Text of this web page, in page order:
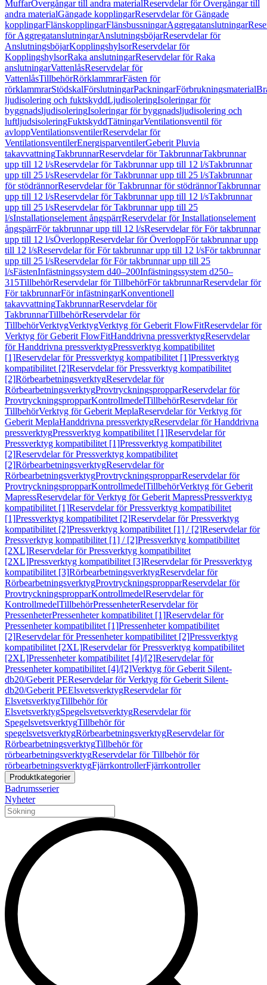
MuffarÖvergångar till andra materialReservdelar för Övergångar till
andra materialGängade kopplingarReservdelar för Gängade
kopplingarFlänskopplingarFlänsbussningarAggregatanslutningar
för AggregatanslutningarAnslutningsböjarReservdelar för
AnslutningsböjarKopplingshylsorReservdelar för
KopplingshylsorRaka anslutningarReservdelar för Raka
anslutningarVattenlåsReservdelar för
VattenlåsTillbehörRörklammrarFästen för
rörklammrarStödskalFörslutningarPackningarFörbrukningsmaterial
ljudisolering och fuktskyddLjudisoleringIsoleringar för
byggnadsljudisoleringIsoleringar för byggnadsljudisolering och
luftljudsisoleringFuktskyddTätningarVentilationsventil för
avloppVentilationsventilerReservdelar för
VentilationsventilerEnergisparventilerGeberit Pluvia
takavvattningTakbrunnarReservdelar för TakbrunnarTakbrunnar
upp till 12 l/sReservdelar för Takbrunnar upp till 12 l/sTakbrunnar
upp till 25 l/sReservdelar för Takbrunnar upp till 25 l/sTakbrunnar
för stödrännorReservdelar för Takbrunnar för stödrännorTakbrunnar
upp till 12 l/sReservdelar för Takbrunnar upp till 12 l/sTakbrunnar
upp till 25 l/sReservdelar för Takbrunnar upp till 25
l/sInstallationselement ångspärrReservdelar för Installationselement
ångspärrFör takbrunnar upp till 12 l/sReservdelar för För takbrunnar
upp till 12 l/sÖverloppReservdelar för ÖverloppFör takbrunnar upp
till 12 l/sReservdelar för För takbrunnar upp till 12 l/sFör takbrunnar
upp till 25 l/sReservdelar för För takbrunnar upp till 25
l/sFästenInfästningssystem d40–200Infästningssystem d250–
315TillbehörReservdelar för TillbehörFör takbrunnarReservdelar för
För takbrunnarFör infästningarKonventionell
takavvattningTakbrunnarReservdelar för
TakbrunnarTillbehörReservdelar för
TillbehörVerktygVerktygVerktyg för Geberit FlowFitReservdelar för
Verktyg för Geberit FlowFitHanddrivna pressverktygReservdelar
för Handdrivna pressverktygPressverktyg kompatibilitet
[1]Reservdelar för Pressverktyg kompatibilitet [1]Pressverktyg
kompatibilitet [2]Reservdelar för Pressverktyg kompatibilitet
[2]RörbearbetningsverktygReservdelar för
RörbearbetningsverktygProvtryckningspropparReservdelar för
ProvtryckningspropparKontrollmedelTillbehörReservdelar för
TillbehörVerktyg för Geberit MeplaReservdelar för Verktyg för
Geberit MeplaHanddrivna pressverktygReservdelar för Handdrivna
pressverktygPressverktyg kompatibilitet [1]Reservdelar för
Pressverktyg kompatibilitet [1]Pressverktyg kompatibilitet
[2]Reservdelar för Pressverktyg kompatibilitet
[2]RörbearbetningsverktygReservdelar för
RörbearbetningsverktygProvtryckningspropparReservdelar för
ProvtryckningspropparKontrollmedelTillbehörVerktyg för Geberit
MapressReservdelar för Verktyg för Geberit MapressPressverktyg
kompatibilitet [1]Reservdelar för Pressverktyg kompatibilitet
[1]Pressverktyg kompatibilitet [2]Reservdelar för Pressverktyg
kompatibilitet [2]Pressverktyg kompatibilitet [1] / [2]Reservdelar för
Pressverktyg kompatibilitet [1] / [2]Pressverktyg kompatibilitet
[2XL]Reservdelar för Pressverktyg kompatibilitet
[2XL]Pressverktyg kompatibilitet [3]Reservdelar för Pressverktyg
kompatibilitet [3]RörbearbetningsverktygReservdelar för
RörbearbetningsverktygProvtryckningspropparReservdelar för
ProvtryckningspropparKontrollmedelReservdelar för
KontrollmedelTillbehörPressenheterReservdelar för
PressenheterPressenheter kompatibilitet [1]Reservdelar för
Pressenheter kompatibilitet [1]Pressenheter kompatibilitet
[2]Reservdelar för Pressenheter kompatibilitet [2]Pressverktyg
kompatibilitet [2XL]Reservdelar för Pressverktyg kompatibilitet
[2XL]Pressenheter kompatibilitet [4]/[2]Reservdelar för
Pressenheter kompatibilitet [4]/[2]Verktyg för Geberit Silent-
db20/Geberit PEReservdelar för Verktyg för Geberit Silent-
db20/Geberit PEElsvetsverktygReservdelar för
ElsvetsverktygTillbehör för
ElsvetsverktygSpegelsvetsverktygReservdelar för
SpegelsvetsverktygTillbehör för
spegelsvetsverktygRörbearbetningsverktygReservdelar för
RörbearbetningsverktygTillbehör för
rörbearbetningsverktygReservdelar för Tillbehör för
rörbearbetningsverktygFjärrkontrollerFjärrkontroller
Produktkategorier
Badrumsserier
Nyheter